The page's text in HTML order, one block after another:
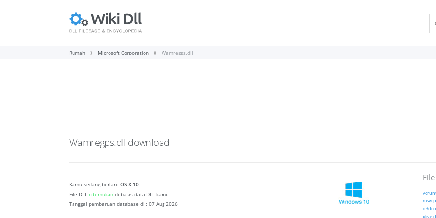
Rumah Microsoft Corporation Wamregps.dll
Wamregps.dll download
Kamu sedang berlari: OS X 10
File DLL ditemukan di basis data DLL kami.
Tanggal pembaruan database dll: 07 Aug 2026